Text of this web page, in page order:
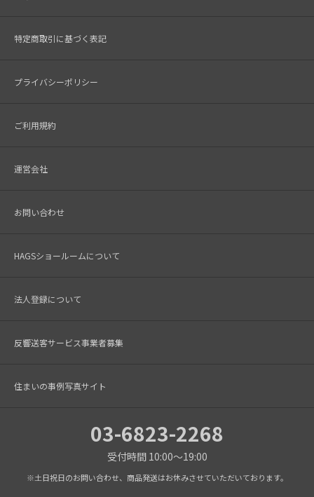
特定商取引に基づく表記
プライバシーポリシー
ご利用規約
運営会社
お問い合わせ
HAGSショールームについて
法人登録について
反響送客サービス事業者募集
住まいの事例写真サイト
03-6823-2268
受付時間 10:00～19:00
※土日祝日のお問い合わせ、商品発送はお休みさせていただいております。